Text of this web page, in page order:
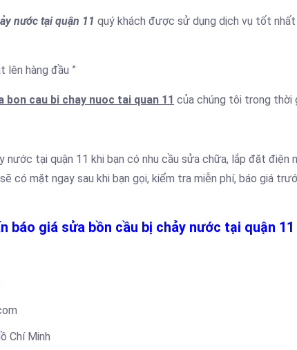
nước tại quận 11 quý khách được sử dụng dịch vụ tốt
lên hàng đầu ”
bon cau bi chay nuoc tai quan 11 của chúng tôi trong thời
nước tại quận 11 khi bạn có nhu cầu sửa chữa, lắp đặt điện
có mặt ngay sau khi bạn gọi, kiểm tra miễn phí, báo giá
báo giá sửa bồn cầu bị chảy nước tại quận 11
Chí Minh